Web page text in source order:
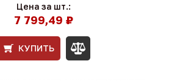
Цена за шт.:
7 799,49 ₽
КУПИТЬ